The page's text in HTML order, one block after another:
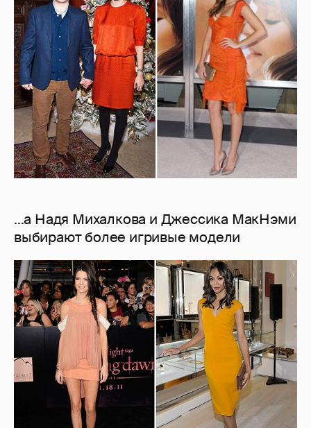
...а Надя Михалкова и Джессика МакНэми
выбирают более игривые модели